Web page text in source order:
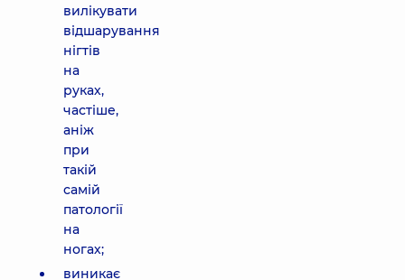
вилікувати
відшарування
нігтів
на
руках,
частіше,
аніж
при
такій
самій
патології
на
ногах;
виникає